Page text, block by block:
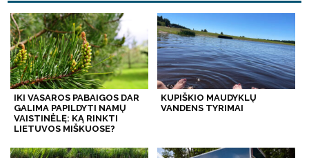
IKI VASAROS PABAIGOS DAR
GALIMA PAPILDYTI NAMŲ
VAISTINĖLĘ: KĄ RINKTI
LIETUVOS MIŠKUOSE?
KUPIŠKIO MAUDYKLŲ
VANDENS TYRIMAI